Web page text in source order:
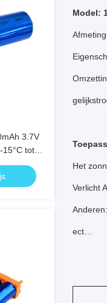
3.7V
15°C tot
Model:
Afmeting
Het
Verlicht
ect…